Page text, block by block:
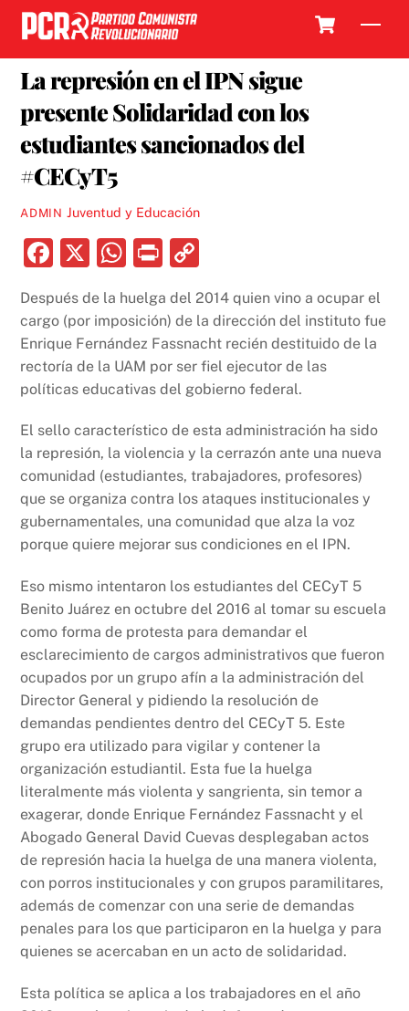
Skip
content
La represión en el IPN sigue
presente Solidaridad con los
estudiantes sancionados del
#CECyT5
ADMIN Juventud y Educación
F
c
e
b
o
o
k
X
W
at
s
A
p
p
P
nt p
y
Li
n
k
Después de la huelga del 2014 quien vino a ocupar el
cargo (por imposición) de la dirección del instituto fue
Enrique Fernández Fassnacht recién destituido de la
rectoría de la UAM por ser fiel ejecutor de las
políticas educativas del gobierno federal.
El sello característico de esta administración ha sido
la represión, la violencia y la cerrazón ante una nueva
comunidad (estudiantes, trabajadores, profesores)
que se organiza contra los ataques institucionales y
gubernamentales, una comunidad que alza la voz
porque quiere mejorar sus condiciones en el IPN.
Eso mismo intentaron los estudiantes del CECyT 5
Benito Juárez en octubre del 2016 al tomar su escuela
como forma de protesta para demandar el
esclarecimiento de cargos administrativos que fueron
ocupados por un grupo afín a la administración del
Director General y pidiendo la resolución de
demandas pendientes dentro del CECyT 5. Este
grupo era utilizado para vigilar y contener la
organización estudiantil. Esta fue la huelga
literalmente más violenta y sangrienta, sin temor a
exagerar, donde Enrique Fernández Fassnacht y el
Abogado General David Cuevas desplegaban actos
de represión hacia la huelga de una manera violenta,
con porros institucionales y con grupos paramilitares,
además de comenzar con una serie de demandas
penales para los que participaron en la huelga y para
quienes se acercaban en un acto de solidaridad.
Esta política se aplica a los trabajadores en el año